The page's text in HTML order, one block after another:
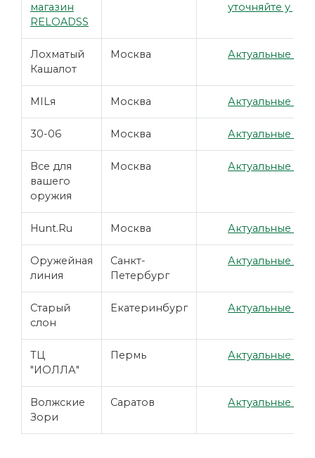
магазин
RELOADSS
уточняйте у
Лохматый
Кашалот
Москва Актуальные
MILя Москва Актуальные
30-06 Москва Актуальные
Все для
вашего
оружия
Москва Актуальные
Hunt.Ru Москва Актуальные
Оружейная
линия
Санкт-
Петербург
Актуальные
Старый
слон
Екатеринбург Актуальные
ТЦ
"ИОЛЛА"
Пермь Актуальные
Волжские
Зори
Саратов Актуальные